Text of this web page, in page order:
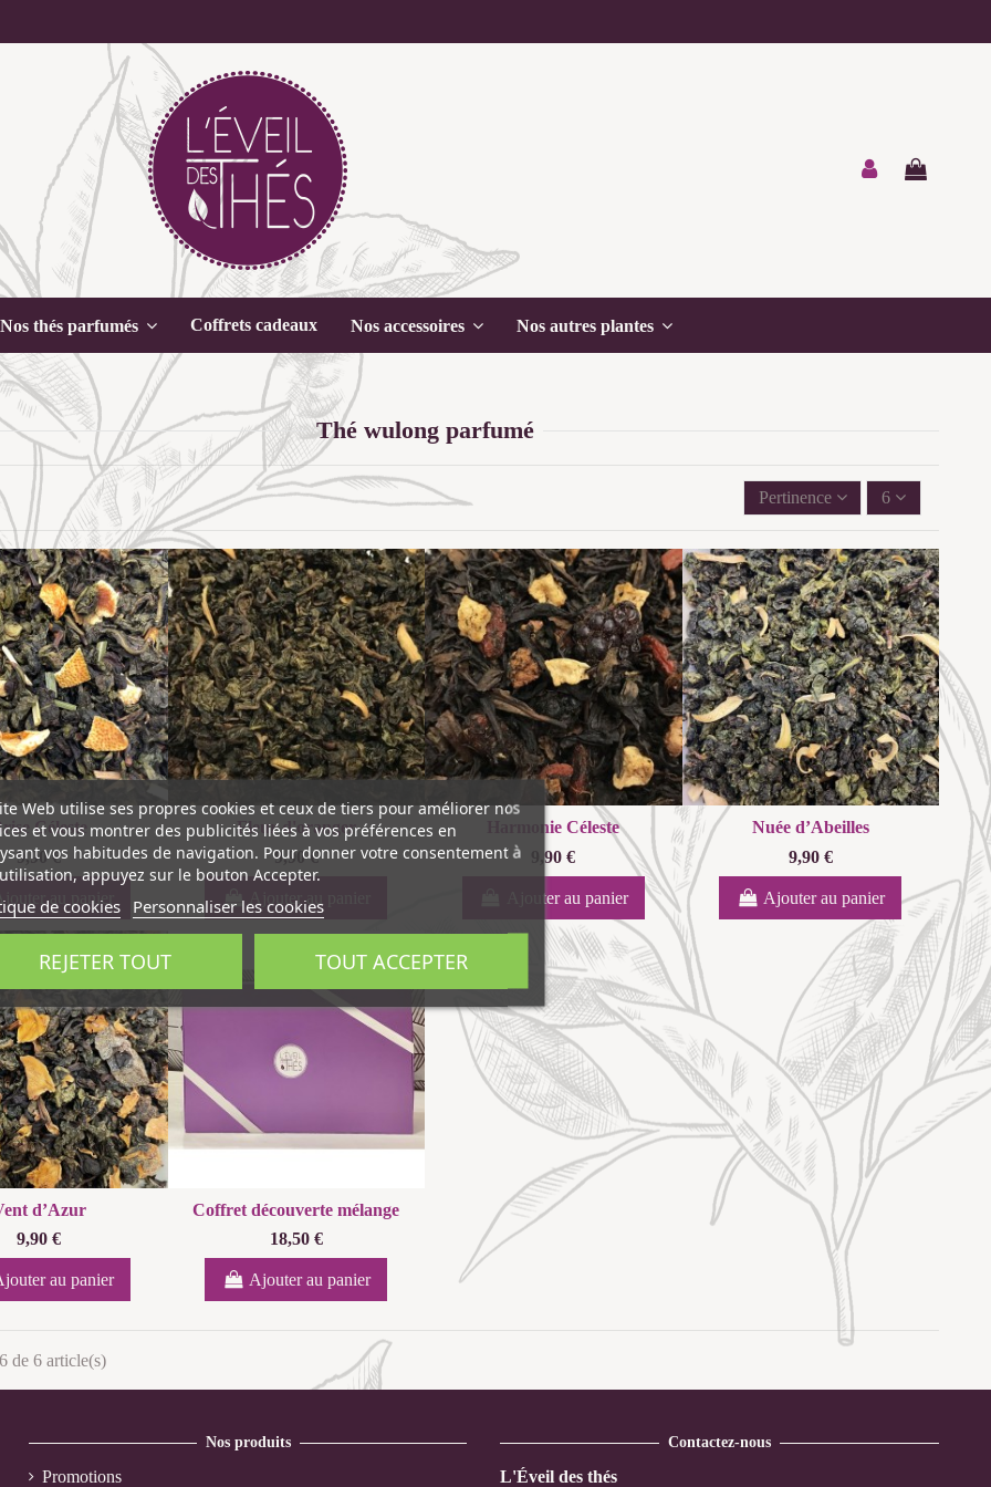
Nos thés parfumés Coffrets cadeaux Nos accessoires Nos autres plantes
Thé wulong parfumé
Pertinence 6
Céleste
9,90 €
au panier
Fleur d'oranger
9,90 €
Ajouter au panier
Harmonie Céleste
9,90 €
Ajouter au panier
Nuée d’Abeilles
9,90 €
Ajouter au panier
d’Azur
9,90 €
au panier
Coffret découverte mélange
18,50 €
Ajouter au panier
de 6 article(s)
Nos produits
Promotions
Contactez-nous
L'Éveil des thés
Web utilise ses propres cookies et ceux de tiers pour améliorer nos
et vous montrer des publicités liées à vos préférences en
vos habitudes de navigation. Pour donner votre consentement à
appuyez sur le bouton Accepter.
de cookies Personnaliser les cookies
REJETER TOUT TOUT ACCEPTER